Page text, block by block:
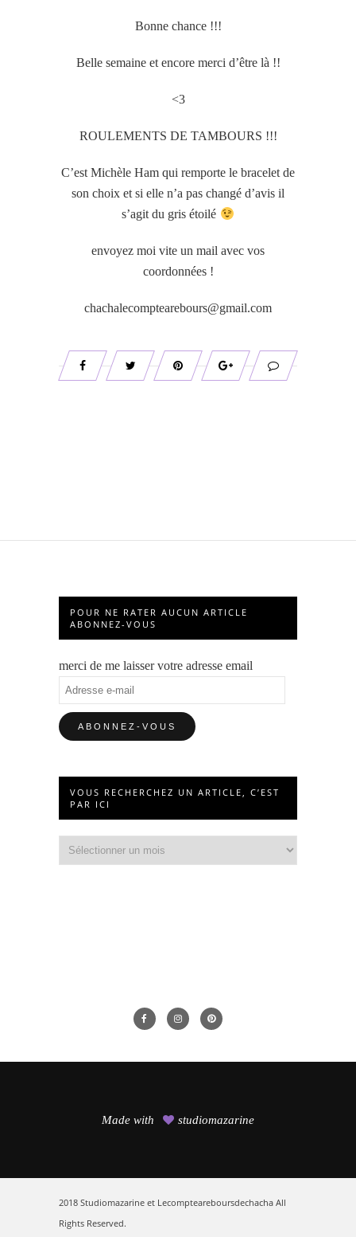
Bonne chance !!!
Belle semaine et encore merci d’être là !!
<3
ROULEMENTS DE TAMBOURS !!!
C’est Michèle Ham qui remporte le bracelet de
son choix et si elle n’a pas changé d’avis il
s’agit du gris étoilé
envoyez moi vite un mail avec vos
coordonnées !
chachalecomptearebours@gmail.com
POUR NE RATER AUCUN ARTICLE
ABONNEZ-VOUS
merci de me laisser votre adresse email
Adresse
e-
mail
VOUS RECHERCHEZ UN ARTICLE, C’EST
PAR ICI
recherchez
Made with studiomazarine
2018 Studiomazarine et Lecompteareboursdechacha All
Rights Reserved.